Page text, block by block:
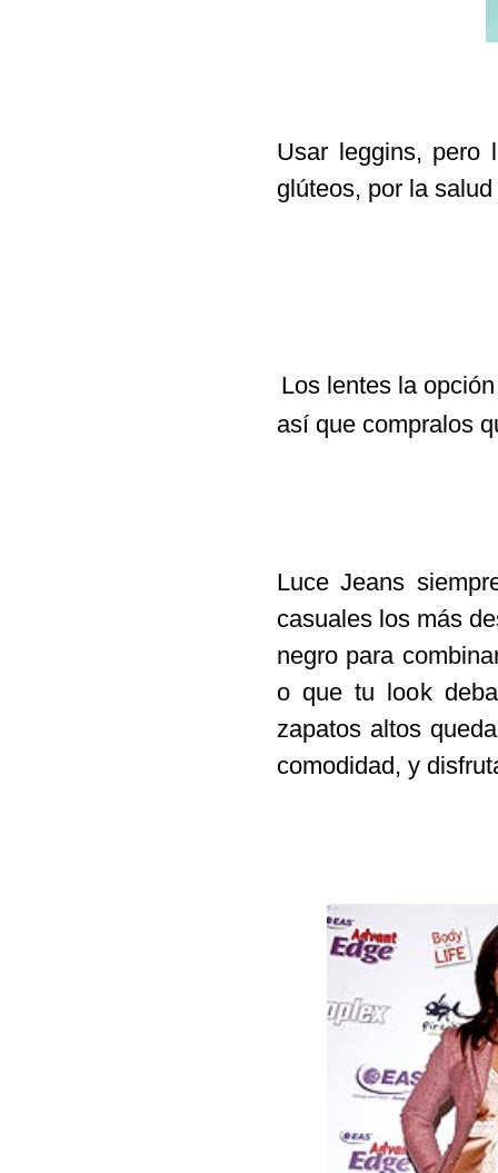
Usar leggins, pero
glúteos, por la
Los lentes la
así que compralos
Luce Jeans
casuales los más
negro para
o que tu look
zapatos altos
comodidad, y